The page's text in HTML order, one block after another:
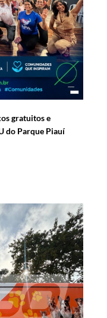
gratuitos e
do Parque Piauí